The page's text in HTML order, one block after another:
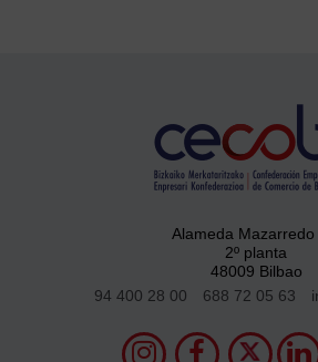
Alameda Mazarredo
2º planta
48009 Bilbao
94 400 28 00
688 72 05 63